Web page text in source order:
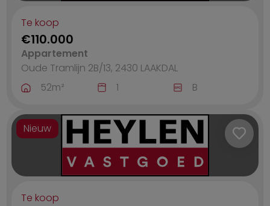
Te koop
€110.000
Appartement
Oude Tramlijn 2B/13, 2430 LAAKDAL
52m² 1 B
Nieuw
Te koop